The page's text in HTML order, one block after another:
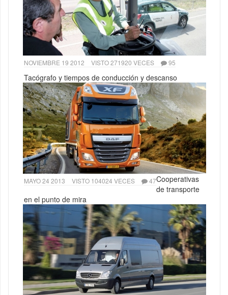
NOVIEMBRE 19 2012 VISTO 271920 VECES 95
Tacógrafo y tiempos de conducción y descanso
MAYO 24 2013 VISTO 104024 VECES 47Cooperativas
de transporte
en el punto de mira